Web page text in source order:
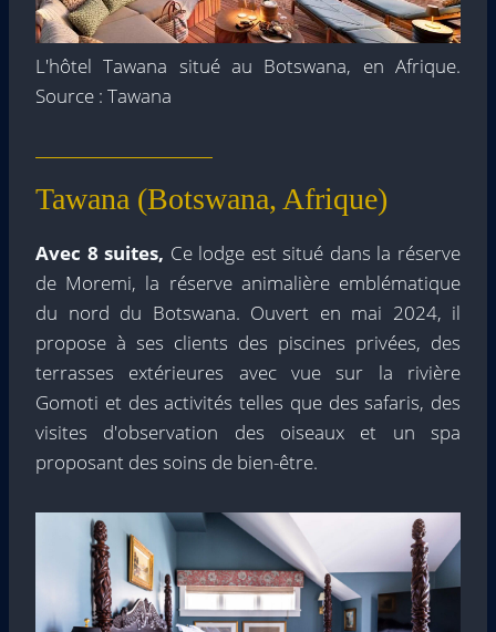
L'hôtel Tawana situé au Botswana, en Afrique.
Source : Tawana
Tawana (Botswana, Afrique)
Avec 8 suites, Ce lodge est situé dans la réserve
de Moremi, la réserve animalière emblématique
du nord du Botswana. Ouvert en mai 2024, il
propose à ses clients des piscines privées, des
terrasses extérieures avec vue sur la rivière
Gomoti et des activités telles que des safaris, des
visites d'observation des oiseaux et un spa
proposant des soins de bien-être.